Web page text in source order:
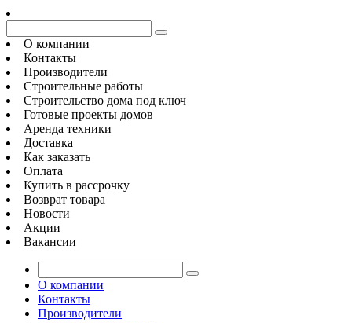
О компании
Контакты
Производители
Строительные работы
Строительство дома под ключ
Готовые проекты домов
Аренда техники
Доставка
Как заказать
Оплата
Купить в рассрочку
Возврат товара
Новости
Акции
Вакансии
О компании
Контакты
Производители